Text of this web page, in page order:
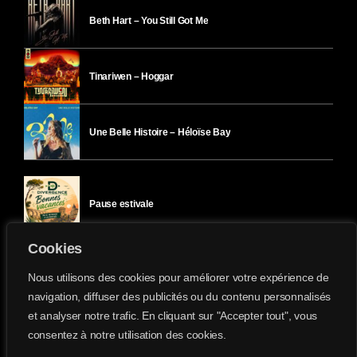
Cookies
Nous utilisons des cookies pour améliorer votre expérience de
navigation, diffuser des publicités ou du contenu personnalisés
et analyser notre trafic. En cliquant sur "Accepter tout", vous
consentez à notre utilisation des cookies.
Beth Hart – You Still Got Me
Tinariwen – Hoggar
Une Belle Histoire – Héloïse Bay
Pause estivale
Ici l’Ombre – mardi 28 juillet